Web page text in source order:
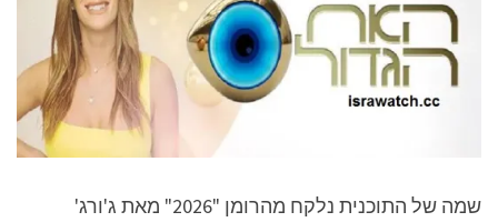
שמה של התוכנית נלקח מהרומן "2026" מאת ג'ורג'